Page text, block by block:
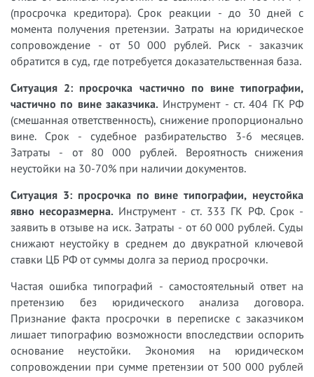
(просрочка кредитора). Срок реакции - до 30 дней с
момента получения претензии. Затраты на юридическое
сопровождение - от 50 000 рублей. Риск - заказчик
обратится в суд, где потребуется доказательственная база.
Ситуация 2: просрочка частично по вине типографии,
частично по вине заказчика. Инструмент - ст. 404 ГК РФ
(смешанная ответственность), снижение пропорционально
вине. Срок - судебное разбирательство 3-6 месяцев.
Затраты - от 80 000 рублей. Вероятность снижения
неустойки на 30-70% при наличии документов.
Ситуация 3: просрочка по вине типографии, неустойка
явно несоразмерна. Инструмент - ст. 333 ГК РФ. Срок -
заявить в отзыве на иск. Затраты - от 60 000 рублей. Суды
снижают неустойку в среднем до двукратной ключевой
ставки ЦБ РФ от суммы долга за период просрочки.
Частая ошибка типографий - самостоятельный ответ на
претензию без юридического анализа договора.
Признание факта просрочки в переписке с заказчиком
лишает типографию возможности впоследствии оспорить
основание неустойки. Экономия на юридическом
сопровождении при сумме претензии от 500 000 рублей